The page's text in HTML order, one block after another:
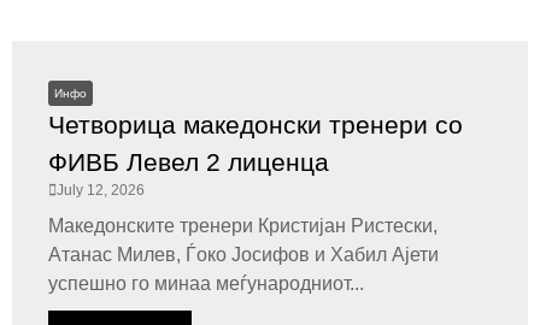
Инфо
Четворица македонски тренери со
ФИВБ Левел 2 лиценца
July 12, 2026
Македонските тренери Кристијан Ристески,
Атанас Милев, Ѓоко Јосифов и Хабил Ајети
успешно го минаа меѓународниот...